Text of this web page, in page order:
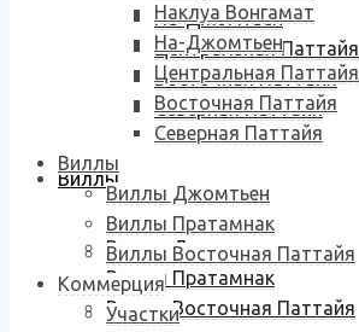
На-Джомтьен
Центральная Паттайя
Восточная Паттайя
Северная Паттайя
Виллы
Виллы Джомтьен
Виллы Пратамнак
Виллы Восточная Паттайя
Наклуа Вонгамат
На-Джомтьен
Центральная Паттайя
Восточная Паттайя
Северная Паттайя
Виллы
Виллы Джомтьен
Виллы Пратамнак
Виллы Восточная Паттайя
Коммерция
Участки